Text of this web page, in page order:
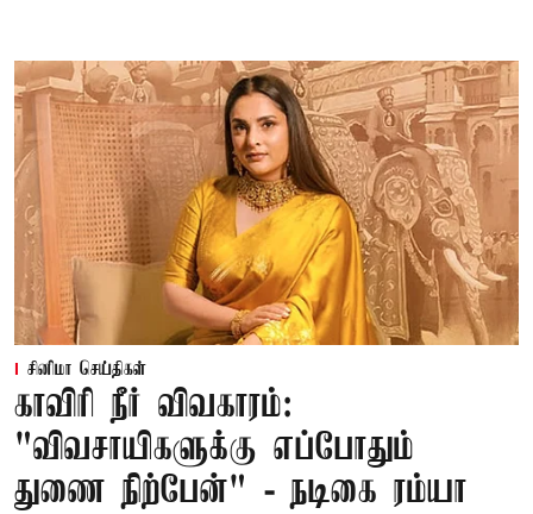
சினிமா செய்திகள்
காவிரி நீர் விவகாரம்:
"விவசாயிகளுக்கு எப்போதும்
துணை நிற்பேன்" - நடிகை ரம்யா